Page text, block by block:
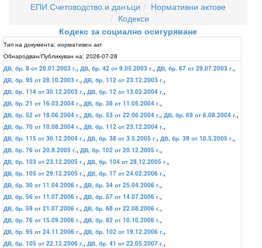
ЕПИ Счетоводство и данъци
Нормативни актове
Кодекси
Кодекс за социално осигуряване
Тип на документа: нормативен акт
Обнародван/Публикуван на: 2026-07-28
ДВ, бр. 8 от 28.01.2003 г., ДВ, бр. 42 от 9.05.2003 г., ДВ, бр. 67 от 29.07.2003 г.,
ДВ, бр. 95 от 28.10.2003 г., ДВ, бр. 112 от 23.12.2003 г.,
ДВ, бр. 114 от 30.12.2003 г., ДВ, бр. 12 от 13.02.2004 г.,
ДВ, бр. 21 от 16.03.2004 г., ДВ, бр. 38 от 11.05.2004 г.,
ДВ, бр. 52 от 18.06.2004 г., ДВ, бр. 53 от 22.06.2004 г., ДВ, бр. 69 от 6.08.2004 г.,
ДВ, бр. 70 от 10.08.2004 г., ДВ, бр. 112 от 23.12.2004 г.,
ДВ, бр. 115 от 30.12.2004 г., ДВ, бр. 38 от 3.5.2005 г., ДВ, бр. 39 от 10.5.2005 г.,
ДВ, бр. 76 от 20.9.2005 г., ДВ, бр. 102 от 20.12.2005 г.,
ДВ, бр. 103 от 23.12.2005 г., ДВ, бр. 104 от 28.12.2005 г.,
ДВ, бр. 105 от 29.12.2005 г., ДВ, бр. 17 от 24.02.2006 г.,
ДВ, бр. 30 от 11.04.2006 г., ДВ, бр. 34 от 25.04.2006 г.,
ДВ, бр. 56 от 11.07.2006 г., ДВ, бр. 57 от 14.07.2006 г.,
ДВ, бр. 59 от 21.07.2006 г., ДВ, бр. 68 от 22.08.2006 г.,
ДВ, бр. 76 от 15.09.2006 г., ДВ, бр. 82 от 10.10.2006 г.,
ДВ, бр. 95 от 24.11.2006 г., ДВ, бр. 102 от 19.12.2006 г.,
ДВ, бр. 105 от 22.12.2006 г., ДВ, бр. 41 от 22.05.2007 г.,